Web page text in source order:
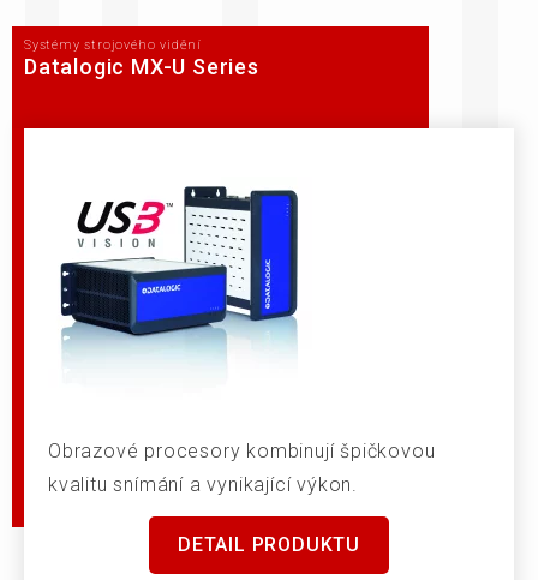
Systémy strojového vidění
Datalogic MX-U Series
Obrazové procesory kombinují špičkovou
kvalitu snímání a vynikající výkon.
DETAIL PRODUKTU